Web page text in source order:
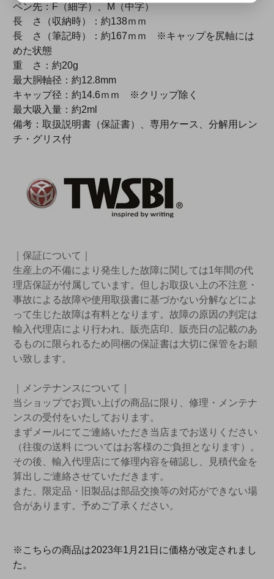
ペン先：F（細字）、M（中字）
長 さ（収納時）：約138ｍｍ
長 さ（筆記時）：約167ｍｍ ※キャップを尻軸には
めた状態
重 さ：約20g
最大胴軸径：約12.8mm
キャップ径：約14.6ｍｍ ※クリップ除く
最大吸入量：約2ml
備考：取扱説明書（保証書）、専用ケース、分解用レン
チ・グリス付
｜保証について｜
生産上の不備により発生した故障に関しては1年間の代
理店保証が付属しています。但しお取扱い上の不注意・
事故による故障や使用取扱書に基づかない分解などによ
って生じた故障は有料となります。故障の原因の判定は
輸入代理店により行われ、販売店印、販売日の記載のあ
るものに限られるため同梱の保証書は大切に保管をお願
い致します。
｜メンテナンスについて｜
当ショップでお買い上げの商品に限り、修理・メンテナ
ンスの受付をいたしております。
まずメールにてご連絡いただき当店までお送りください
（往復の送料 についてはお客様のご負担となります）。
その後、輸入代理店にて修理内容を確認し、見積代金を
算出しご連絡させていただきます。
また、限定品・旧製品は部品交換等の対応ができない場
合があります。予めご了承ください。
※こちらの商品は2023年1月21日に価格が改定されまし
た。